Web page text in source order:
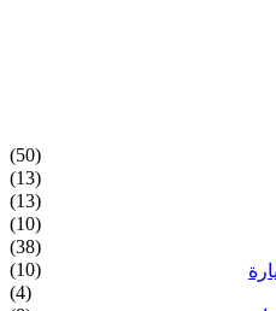
(50)
(13)
(13)
(10)
(38)
(10)
(4)